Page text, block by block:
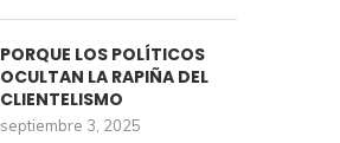
PORQUE LOS POLÍTICOS
OCULTAN LA RAPIÑA DEL
CLIENTELISMO
septiembre 3, 2025